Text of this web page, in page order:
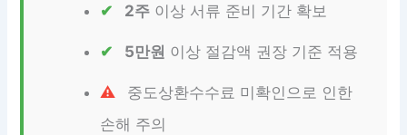
2주 이상 서류 준비 기간 확보
5만원 이상 절감액 권장 기준 적용
중도상환수수료 미확인으로 인한
손해 주의